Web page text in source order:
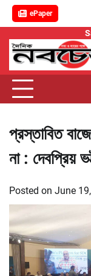
ePaper
content
প্রস্তাবিত
না : দেবপ্রিয়
Posted on June